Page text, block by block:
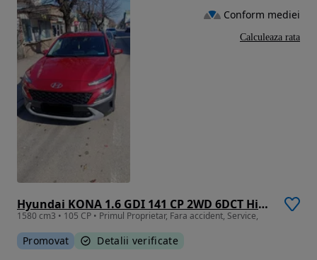
Hyundai KONA 1.6 GDI 141 CP 2WD 6DCT Highway
1580 cm3 • 105 CP • Primul Proprietar, Fara accident, Service,
Promovat Detalii verificate
Conform mediei
Calculeaza rata